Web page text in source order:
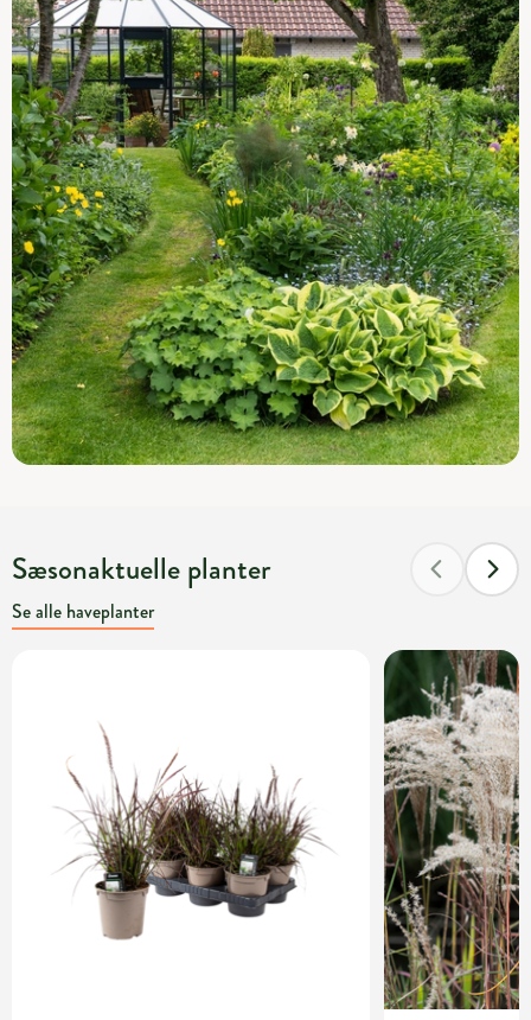
Sæsonaktuelle planter
Se alle haveplanter